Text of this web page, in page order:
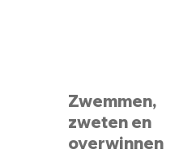
Zwemmen,
zweten en
overwinnen